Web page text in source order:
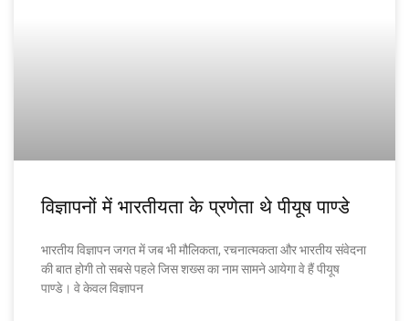
विज्ञापनों में भारतीयता के प्रणेता थे पीयूष पाण्डे
भारतीय विज्ञापन जगत में जब भी मौलिकता, रचनात्मकता और भारतीय संवेदना
की बात होगी तो सबसे पहले जिस शख्स का नाम सामने आयेगा वे हैं पीयूष
पाण्डे। वे केवल विज्ञापन